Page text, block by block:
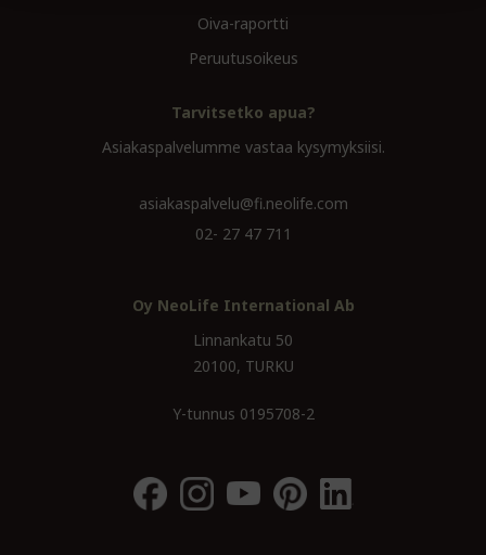
Oiva-raportti
Peruutusoikeus
Tarvitsetko apua?
Asiakaspalvelumme vastaa kysymyksiisi.
asiakaspalvelu@fi.neolife.com
02- 27 47 711
Oy NeoLife International Ab
Linnankatu 50
20100, TURKU
Y-tunnus 0195708-2